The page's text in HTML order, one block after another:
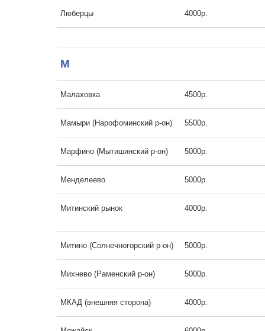
Люберцы 4000р.
М
Малаховка 4500р.
Мамыри (Нарофоминский р-он) 5500р.
Марфино (Мытишинский р-он) 5000р.
Менделеево 5000р.
Митинский рынок 4000р.
Митино (Солнечногорский р-он) 5000р.
Михнево (Раменский р-он) 5000р.
МКАД (внешняя сторона) 4000р.